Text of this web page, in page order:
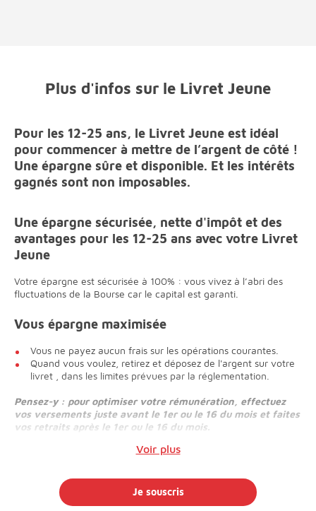
Plus d'infos sur le Livret Jeune
Pour les 12-25 ans, le Livret Jeune est idéal
pour commencer à mettre de l’argent de côté !
Une épargne sûre et disponible. Et les intérêts
gagnés sont non imposables.
Une épargne sécurisée, nette d'impôt et des
avantages pour les 12-25 ans avec votre Livret
Jeune
Votre épargne est sécurisée à 100% : vous vivez à l’abri des
fluctuations de la Bourse car le capital est garanti.
Vous épargne maximisée
Vous ne payez aucun frais sur les opérations courantes.
Quand vous voulez, retirez et déposez de l'argent sur votre
livret , dans les limites prévues par la réglementation.
Pensez-y : pour optimiser votre rémunération, effectuez
vos versements juste avant le 1er ou le 16 du mois et faites
vos retraits après le 1er ou le 16 du mois.
Voir plus
Je souscris